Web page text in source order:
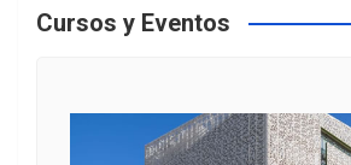
Cursos y Eventos